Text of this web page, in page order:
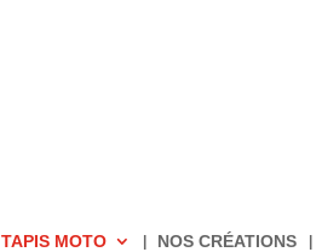
TAPIS MOTO NOS CRÉATIONS